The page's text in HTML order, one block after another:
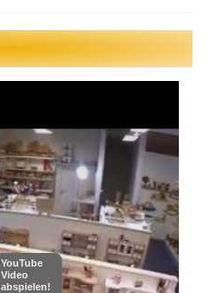
YouTube
Video
abspielen!